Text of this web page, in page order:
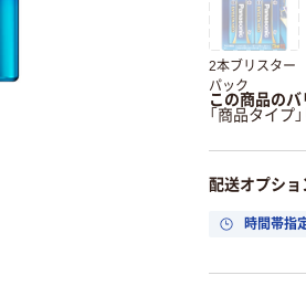
2本ブリスター
パック
この商品の
「商品タイプ
配送オプショ
時間帯指